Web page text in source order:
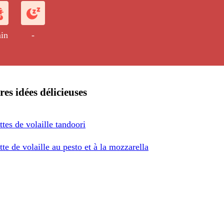
-
idées délicieuses
de volaille tandoori
de volaille au pesto et à la mozzarella